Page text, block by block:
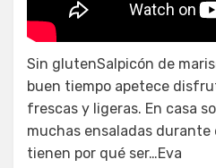
fresca youtube
Sin glutenSalpicón de
buen tiempo apetece
frescas y ligeras. En casa
muchas ensaladas durante
tienen por qué ser…Eva